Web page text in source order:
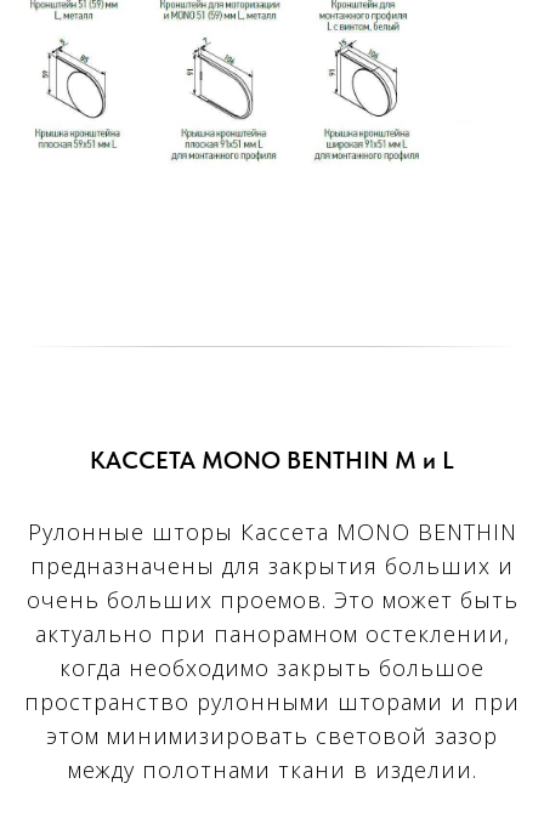
КАССЕТА MONO BENTHIN M и L
Рулонные шторы Кассета МОNО BENTHIN
предназначены для закрытия больших и
очень больших проемов. Это может быть
актуально при панорамном остеклении,
когда необходимо закрыть большое
пространство рулонными шторами и при
этом минимизировать световой зазор
между полотнами ткани в изделии.